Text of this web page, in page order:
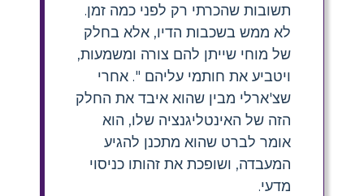
תשובות שהכרתי רק לפני כמה זמן.
לא ממש בשכבות הדיו, אלא בחלק
של מוחי שייתן להם צורה ומשמעות,
ויטביע את חותמי עליהם ". אחרי
שצ'ארלי מבין שהוא איבד את החלק
הזה של האינטליגנציה שלו, הוא
אומר לברט שהוא מתכנן להגיע
המעבדה, ושופכת את זהותו כניסוי
מדעי.